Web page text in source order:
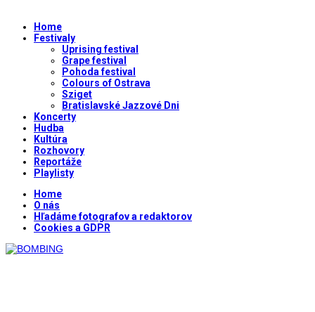
Home
Festivaly
Uprising festival
Grape festival
Pohoda festival
Colours of Ostrava
Sziget
Bratislavské Jazzové Dni
Koncerty
Hudba
Kultúra
Rozhovory
Reportáže
Playlisty
Home
O nás
Hľadáme fotografov a redaktorov
Cookies a GDPR